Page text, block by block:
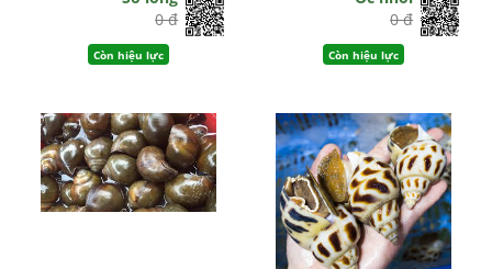
0 đ
Còn hiệu lực
0 đ
Còn hiệu lực